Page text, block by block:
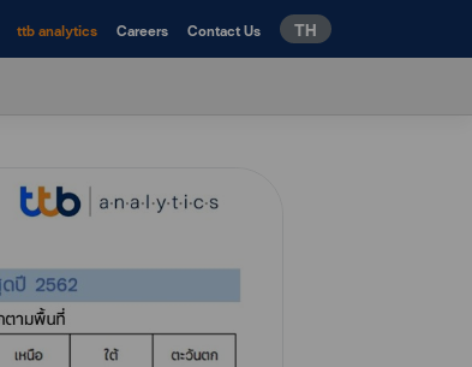
ttb analytics Careers Contact Us TH